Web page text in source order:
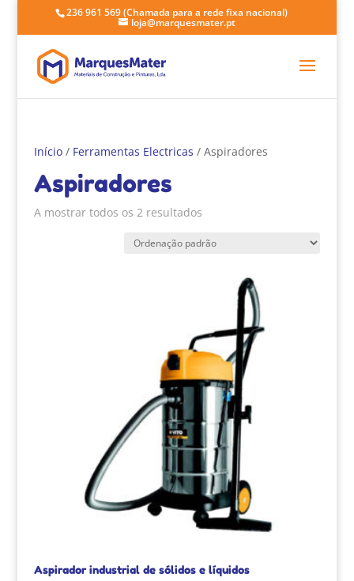
236 961 569(Chamada para a rede fixa nacional)
loja@marquesmater.pt
Início/ Ferramentas Electricas / Aspiradores
Aspiradores
A mostrar todos os 2 resultados
Aspirador industrial de sólidos e líquidos